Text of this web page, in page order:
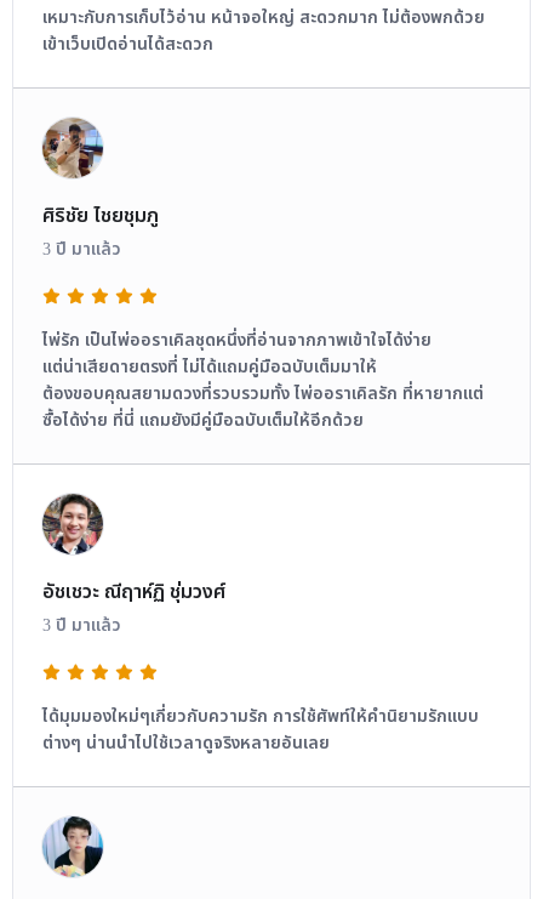
เหมาะกับการเก็บไว้อ่าน หน้าจอใหญ่ สะดวกมาก ไม่ต้องพกด้วย
เข้าเว็บเปิดอ่านได้สะดวก
ศิริชัย ไชยชุมภู
3 ปี มาแล้ว
ไพ่รัก เป็นไพ่ออราเคิลชุดหนึ่งที่อ่านจากภาพเข้าใจได้ง่าย
แต่น่าเสียดายตรงที่ ไม่ได้แถมคู่มือฉบับเต็มมาให้
ต้องขอบคุณสยามดวงที่รวบรวมทั้ง ไพ่ออราเคิลรัก ที่หายากแต่
ซื้อได้ง่าย ที่นี่ แถมยังมีคู่มือฉบับเต็มให้อีกด้วย
อัชเชวะ ณีฤาห์ฏิ ชุ่มวงศ์
3 ปี มาแล้ว
ได้มุมมองใหม่ๆเกี่ยวกับความรัก การใช้ศัพท์ให้คำนิยามรักแบบ
ต่างๆ น่านนำไปใช้เวลาดูจริงหลายอันเลย